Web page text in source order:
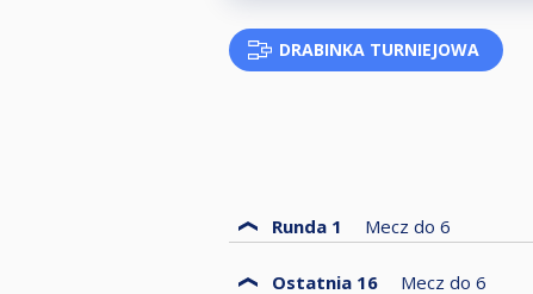
DRABINKA TURNIEJOWA
Runda 1 Mecz do 6
Ostatnia 16 Mecz do 6